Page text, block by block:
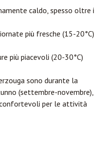
caldo, spesso oltre i
più fresche (15-20°C)
più piacevoli (20-30°C)
sono durante la
(settembre-novembre),
per le attività